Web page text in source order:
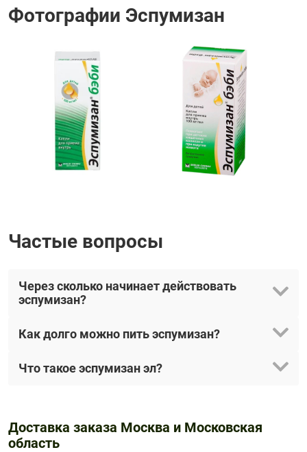
Фотографии Эспумизан
Частые вопросы
Через сколько начинает действовать
эспумизан?
Как долго можно пить эспумизан?
Что такое эспумизан эл?
Доставка заказа Москва и Московская
область